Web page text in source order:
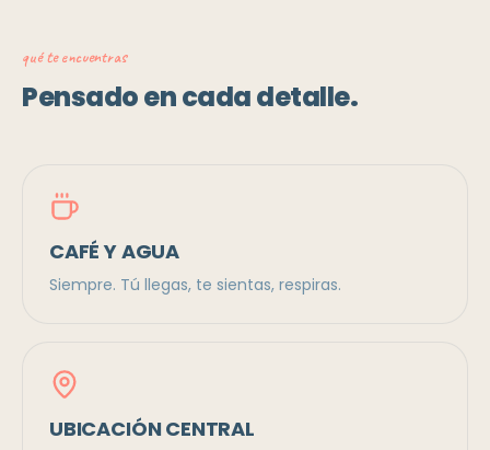
qué te encuentras
Pensado en cada detalle.
CAFÉ Y AGUA
Siempre. Tú llegas, te sientas, respiras.
UBICACIÓN CENTRAL